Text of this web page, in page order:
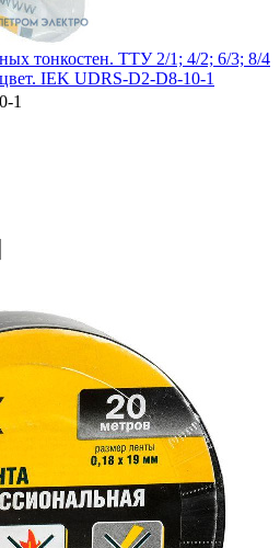
тонкостен. ТТУ 2/1; 4/2; 6/3; 8/4
IEK UDRS-D2-D8-10-1
1